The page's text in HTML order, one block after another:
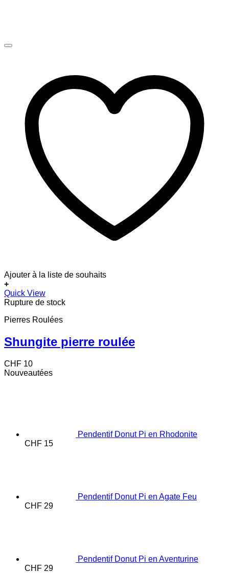
Ajouter à la liste de souhaits
+
Quick View
Rupture de stock
Pierres Roulées
Shungite pierre roulée
CHF 10
Nouveautées
Pendentif Donut Pi en Rhodonite
CHF 15
Pendentif Donut Pi en Agate Feu
CHF 29
Pendentif Donut Pi en Aventurine
CHF 29